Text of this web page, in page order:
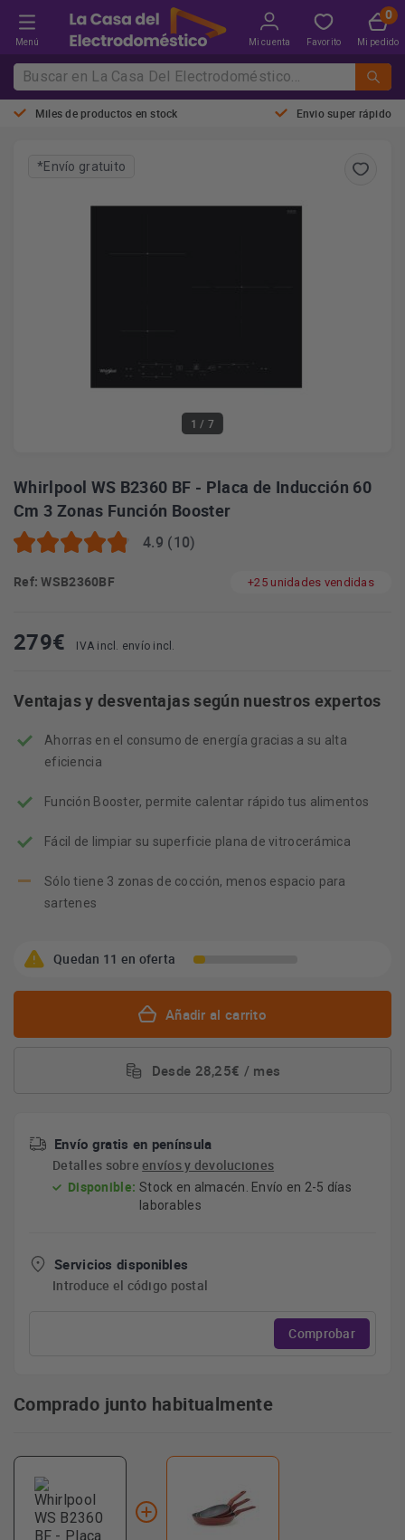
Menú Mi cuenta Favorito Mi pedido
Miles de productos en stock Envio super rápido
1 / 7
*Envío gratuito
Whirlpool WS B2360 BF - Placa de Inducción 60
Cm 3 Zonas Función Booster
4.9 (10)
Ref: WSB2360BF +25 unidades vendidas
279€ IVA incl. envío incl.
Ventajas y desventajas según nuestros expertos
Ahorras en el consumo de energía gracias a su alta
eficiencia
Función Booster, permite calentar rápido tus alimentos
Fácil de limpiar su superficie plana de vitrocerámica
Sólo tiene 3 zonas de cocción, menos espacio para
sartenes
Quedan 11 en oferta
Añadir al carrito
Desde 28,25€ / mes
Envío gratis en península
Detalles sobreenvíos y devoluciones
Disponible: Stock en almacén. Envío en 2-5 días
laborables
Servicios disponibles
Introduce el código postal
Comprobar
Comprado junto habitualmente